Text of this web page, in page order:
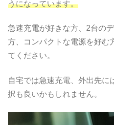
うになっています。
急速充電が好きな方、2台の
方、コンパクトな電源を好む
てください。
自宅では急速充電、外出先に
択も良いかもしれません。